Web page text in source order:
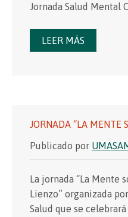
Jornada Salud Mental
LEER MÁS
JORNADA “LA MENTE
Publicado por
La jornada “La Mente
Lienzo” organizada
Salud que se